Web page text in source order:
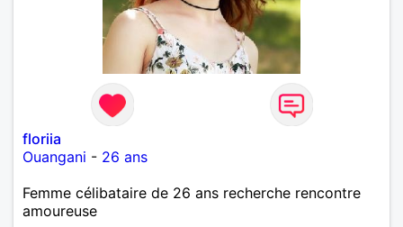
floriia
Ouangani - 26 ans
Femme célibataire de 26 ans recherche rencontre
amoureuse